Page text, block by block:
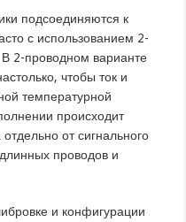
подсоединяются к
с использованием 2-
2-проводном варианте
чтобы ток и
температурной
происходит
от сигнального
проводов и
и конфигурации